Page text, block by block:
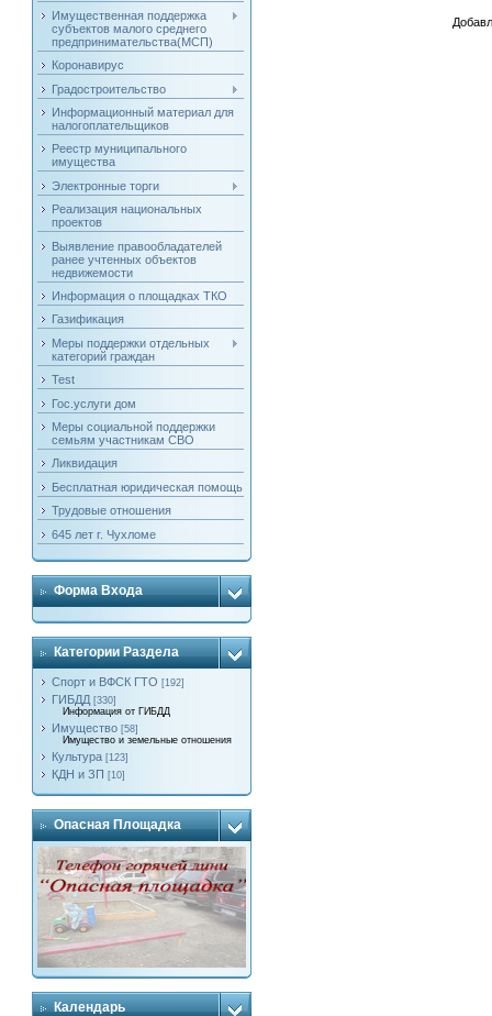
Имущественная поддержка
субъектов малого среднего
предпринимательства(МСП)
Коронавирус
Градостроительство
Информационный материал для
налогоплательщиков
Реестр муниципального
имущества
Электронные торги
Реализация национальных
проектов
Выявление правообладателей
ранее учтенных объектов
недвижемости
Информация о площадках ТКО
Газификация
Меры поддержки отдельных
категорий граждан
Test
Гос.услуги дом
Меры социальной поддержки
семьям участникам СВО
Ликвидация
Бесплатная юридическая помощь
Трудовые отношения
645 лет г. Чухломе
Форма Входа
Категории Раздела
Спорт и ВФСК ГТО [192]
ГИБДД [330]
Информация от ГИБДД
Имущество [58]
Имущество и земельные отношения
Культура [123]
КДН и ЗП [10]
Опасная Площадка
Календарь